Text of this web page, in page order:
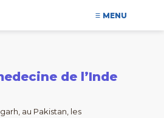
MENU
de l’Inde
au Pakistan, les